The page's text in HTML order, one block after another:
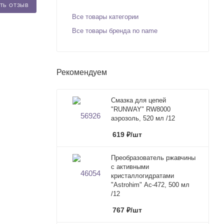
ОТЗЫВ
Все товары категории
Все товары бренда no name
Рекомендуем
Смазка для цепей
"RUNWAY" RW8000
аэрозоль, 520 мл /12
619 ₽/шт
Преобразователь ржавчины
с активными
кристаллогидратами
"Astrohim" Ас-472, 500 мл
/12
767 ₽/шт